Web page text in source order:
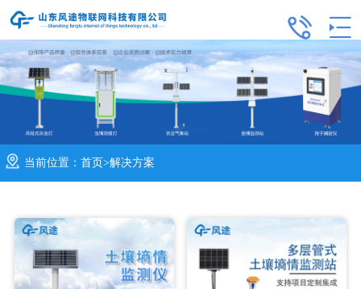
当前位置： 首页>解决方案